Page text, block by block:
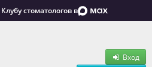
стоматологов в
Вход